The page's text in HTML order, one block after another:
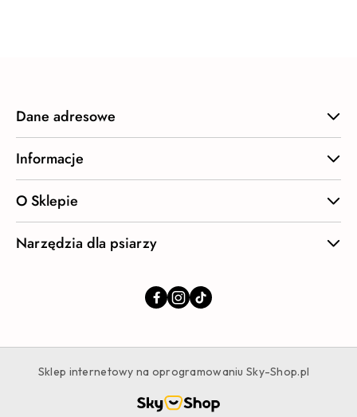
Dane adresowe
Informacje
O Sklepie
Narzędzia dla psiarzy
Sklep internetowy na oprogramowaniu Sky-Shop.pl